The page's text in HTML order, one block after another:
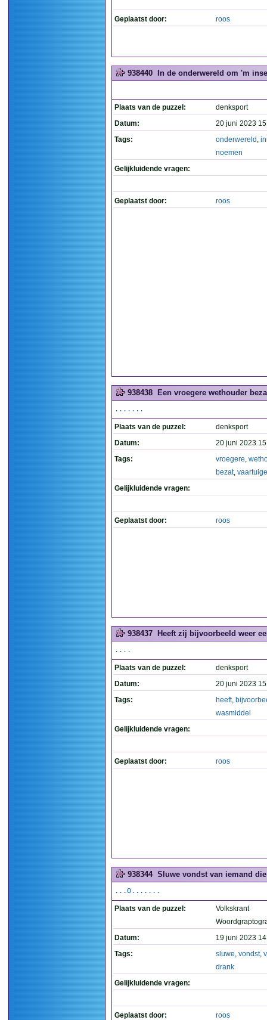
Geplaatst door: roos
938440 In de onderwereld om 'm
Plaats van de puzzel:
denksport
Datum:
20 juni 2023
Tags:
onderwereld ,
noemen
Gelijkluidende vragen:
Geplaatst door: roos
938438 Een vroegere wethouder
.......
Plaats van de puzzel:
denksport
Datum:
20 juni 2023
Tags:
vroegere,
bezat,
Gelijkluidende vragen:
Geplaatst door: roos
938437 Heeft zij bijvoorbeeld weer
....
Plaats van de puzzel:
denksport
Datum:
20 juni 2023
Tags:
heeft,
wasmiddel
Gelijkluidende vragen:
Geplaatst door: roos
938344 Sluwe vondst van iemand
...O.......
Plaats van de puzzel:
Volkskrant
Datum:
19 juni 2023
Tags:
sluwe, vondst,
drank
Gelijkluidende vragen:
Geplaatst door: roos